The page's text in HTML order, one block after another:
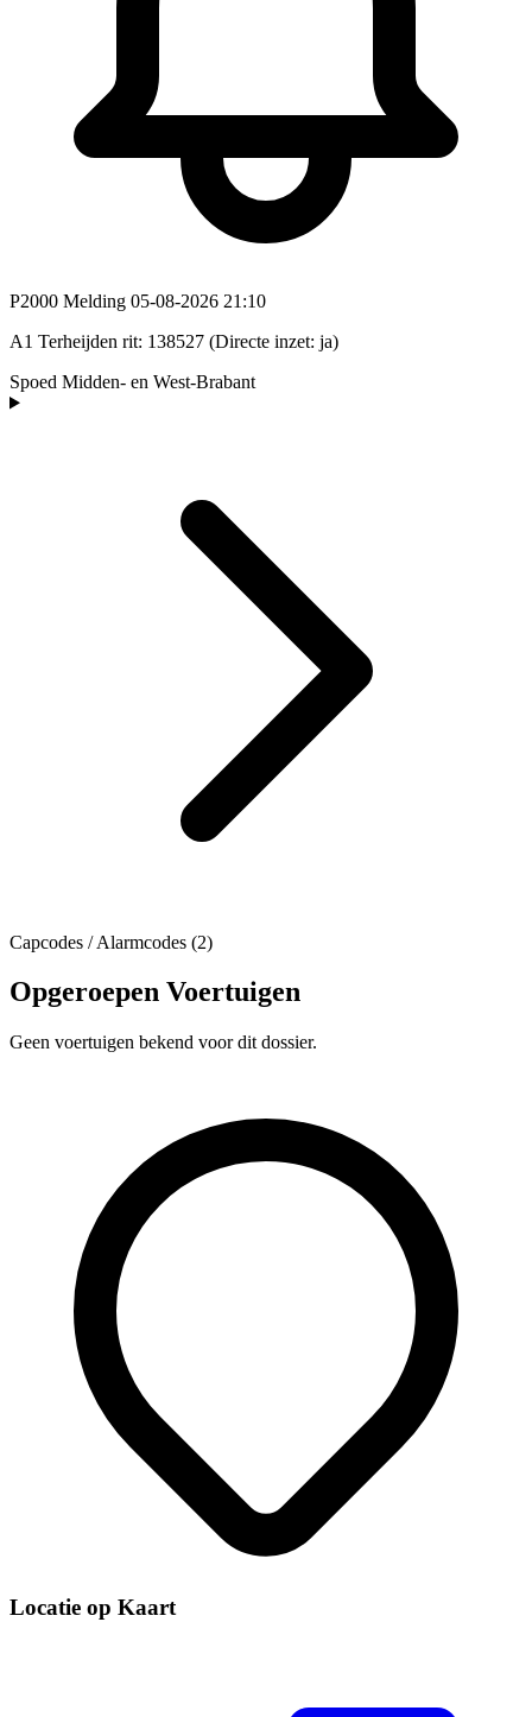
P2000 Melding 05-08-2026 21:10
A1 Terheijden rit: 138527 (Directe inzet: ja)
Spoed Midden- en West-Brabant
Capcodes / Alarmcodes (2)
Opgeroepen Voertuigen
Geen voertuigen bekend voor dit dossier.
Locatie op Kaart